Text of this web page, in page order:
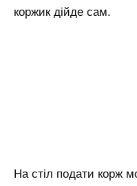
коржик дійде сам.
На стіл подати корж